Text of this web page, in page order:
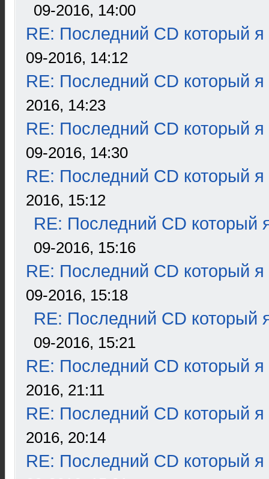
09-2016, 14:00
RE: Последний CD который я
09-2016, 14:12
RE: Последний CD который я
2016, 14:23
RE: Последний CD который я
09-2016, 14:30
RE: Последний CD который я
2016, 15:12
RE: Последний CD который
09-2016, 15:16
RE: Последний CD который я
09-2016, 15:18
RE: Последний CD который
09-2016, 15:21
RE: Последний CD который я
2016, 21:11
RE: Последний CD который я
2016, 20:14
RE: Последний CD который я